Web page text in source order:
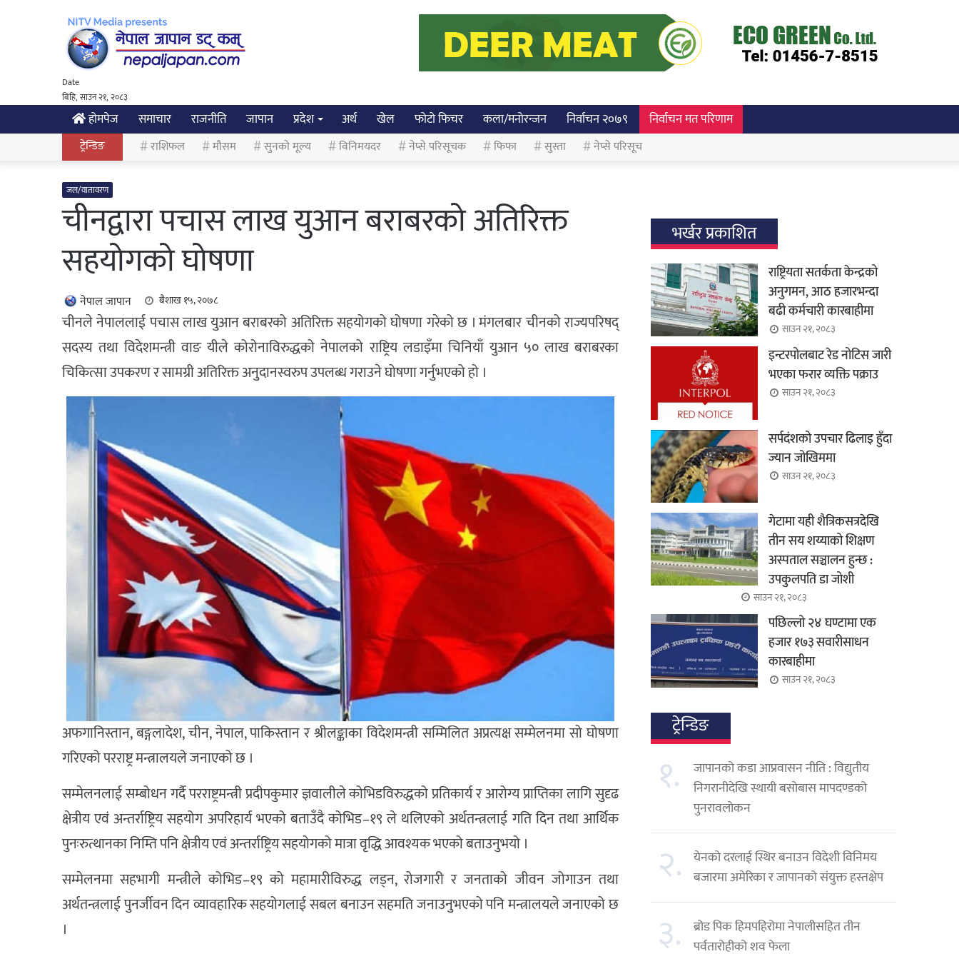
Date
बिहि, साउन २१, २०८३
होमपेज समाचार राजनीति जापान प्रदेश अर्थ खेल फोटो फिचर कला/मनोरन्जन निर्वाचन २०७९ निर्वाचन मत परिणाम
ट्रेन्डिङ राशिफल मौसम सुनको मूल्य विनिमयदर नेप्से परिसूचक फिफा सुस्ता नेप्से परिसूच
जल/वातावरण
चीनद्वारा पचास लाख युआन बराबरको अतिरिक्त
सहयोगको घोषणा
नेपाल जापान बैशाख १५, २०७८
चीनले नेपाललाई पचास लाख युआन बराबरको अतिरिक्त सहयोगको घोषणा गरेको छ । मंगलबार चीनको राज्यपरिषद्
सदस्य तथा विदेशमन्त्री वाङ यीले कोरोनाविरुद्धको नेपालको राष्ट्रिय लडाइँमा चिनियाँ युआन ५० लाख बराबरका
चिकित्सा उपकरण र सामग्री अतिरिक्त अनुदानस्वरुप उपलब्ध गराउने घोषणा गर्नुभएको हो ।
अफगानिस्तान, बङ्गलादेश, चीन, नेपाल, पाकिस्तान र श्रीलङ्काका विदेशमन्त्री सम्मिलित अप्रत्यक्ष सम्मेलनमा सो घोषणा
गरिएको परराष्ट्र मन्त्रालयले जनाएको छ ।
सम्मेलनलाई सम्बोधन गर्दै परराष्ट्रमन्त्री प्रदीपकुमार ज्ञवालीले कोभिडविरुद्धको प्रतिकार्य र आरोग्य प्राप्तिका लागि सुदृढ
क्षेत्रीय एवं अन्तर्राष्ट्रिय सहयोग अपरिहार्य भएको बताउँदै कोभिड–१९ ले थलिएको अर्थतन्त्रलाई गति दिन तथा आर्थिक
पुनःरुत्थानका निम्ति पनि क्षेत्रीय एवं अन्तर्राष्ट्रिय सहयोगको मात्रा वृद्धि आवश्यक भएको बताउनुभयो ।
सम्मेलनमा सहभागी मन्त्रीले कोभिड–१९ को महामारीविरुद्ध लड्न, रोजगारी र जनताको जीवन जोगाउन तथा
अर्थतन्त्रलाई पुनर्जीवन दिन व्यावहारिक सहयोगलाई सबल बनाउन सहमति जनाउनुभएको पनि मन्त्रालयले जनाएको छ
।
भर्खर प्रकाशित
राष्ट्रियता सतर्कता केन्द्रको
अनुगमन, आठ हजारभन्दा
बढी कर्मचारी कारबाहीमा
साउन २१, २०८३
इन्टरपोलबाट रेड नोटिस जारी
भएका फरार व्यक्ति पक्राउ
साउन २१, २०८३
सर्पदंशको उपचार ढिलाइ हुँदा
ज्यान जोखिममा
साउन २१, २०८३
गेटामा यही शैत्रिकसत्रदेखि
तीन सय शय्याको शिक्षण
अस्पताल सञ्चालन हुन्छ :
उपकुलपति डा जोशी
साउन २१, २०८३
पछिल्लो २४ घण्टामा एक
हजार १७३ सवारीसाधन
कारबाहीमा
साउन २१, २०८३
ट्रेन्डिङ
१.
जापानको कडा आप्रवासन नीति : विद्युतीय
निगरानीदेखि स्थायी बसोबास मापदण्डको
पुनरावलोकन
२.
येनको दरलाई स्थिर बनाउन विदेशी विनिमय
बजारमा अमेरिका र जापानको संयुक्त हस्तक्षेप
३.
ब्रोड पिक हिमपहिरोमा नेपालीसहित तीन
पर्वतारोहीको शव फेला